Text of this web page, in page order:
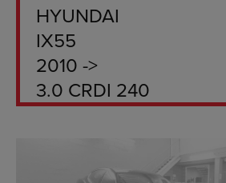
HYUNDAI
IX55
2010 ->
3.0 CRDI 240